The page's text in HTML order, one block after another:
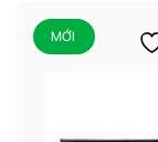
MỚI